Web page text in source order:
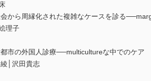
から周縁化された複雑なケースを診る
理子
市の外国人診療──multicultureな中でのケア
│沢田貴志